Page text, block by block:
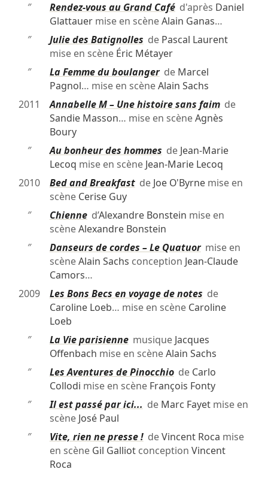
″
Rendez-vous au Grand Caféd'après Daniel
Glattauermise en scèneAlain Ganas…
″
Julie des Batignolles de Pascal Laurent
mise en scène Éric Métayer
″
La Femme du boulangerde Marcel
Pagnol… mise en scèneAlain Sachs
2011
Annabelle M – Une histoire sans faimde
Sandie Masson… mise en scèneAgnès
Boury
″
Au bonheur des hommes de Jean-Marie
Lecoq mise en scène Jean-Marie Lecoq
2010
Bed and Breakfastde Joe O'Byrnemise en
scène Cerise Guy
″
Chienned’Alexandre Bonstein mise en
scèneAlexandre Bonstein
″
Danseurs de cordes – Le Quatuormise en
scèneAlain Sachs conception Jean-Claude
Camors…
2009
Les Bons Becs en voyage de notes de
Caroline Loeb… mise en scène Caroline
Loeb
″
La Vie parisiennemusique Jacques
Offenbach mise en scèneAlain Sachs
″
Les Aventures de Pinocchiode Carlo
Collodi mise en scène François Fonty
″
Il est passé par ici... de Marc Fayetmise en
scène José Paul
″
Vite, rien ne presse !deVincent Roca mise
en scène Gil Galliotconception Vincent
Roca